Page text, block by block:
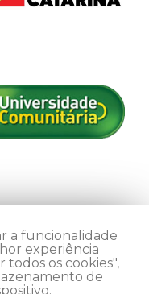
a funcionalidade
experiência
todos os cookies",
de